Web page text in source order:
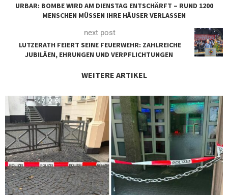
URBAR: BOMBE WIRD AM DIENSTAG ENTSCHÄRFT – RUND 1200
MENSCHEN MÜSSEN IHRE HÄUSER VERLASSEN
next post
LUTZERATH FEIERT SEINE FEUERWEHR: ZAHLREICHE
JUBILÄEN, EHRUNGEN UND VERPFLICHTUNGEN
WEITERE ARTIKEL